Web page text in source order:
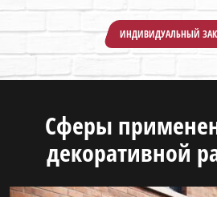
ИНДИВИДУАЛЬНЫЙ
Сферы
декоративной